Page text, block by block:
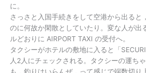
に。
さっさと入国手続きをして空港から出ると
のに何故か閑散としていたり。変な人が出
ルどおりに AIRPORT TAXI の受付へ。
タクシーがホテルの敷地に入ると「
人2人にチェックされる。タクシーの運ち